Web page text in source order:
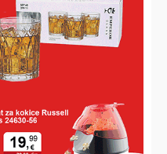
digao 232,5 kilograma i